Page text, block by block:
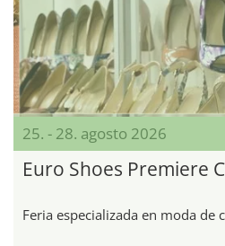
25. - 28. agosto 2026
Euro Shoes Premiere
Feria especializada en moda de